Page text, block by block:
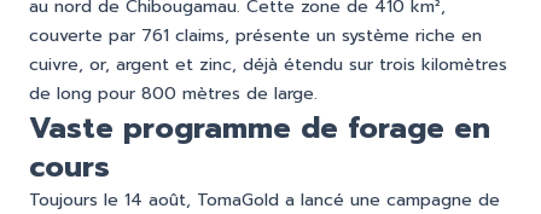
au nord de Chibougamau. Cette zone de 410 km²,
couverte par 761 claims, présente un système riche en
cuivre, or, argent et zinc, déjà étendu sur trois kilomètres
de long pour 800 mètres de large.
Vaste programme de forage en
cours
Toujours le 14 août, TomaGold a lancé une campagne de